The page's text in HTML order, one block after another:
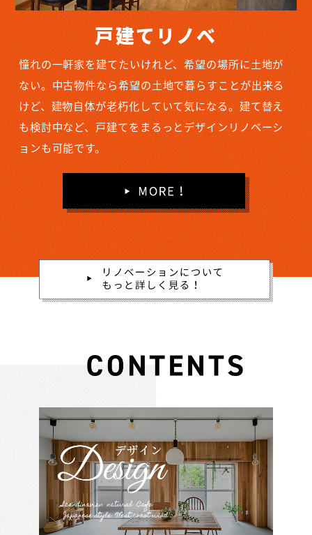
戸建てリノベ
憧れの一軒家を建てたいけれど、希望の場所に土地が
ない。中古物件なら希望の土地で暮らすことが出来る
けど、建物自体が老朽化していて気になる。建て替え
も検討中など、戸建てをまるっとデザインリノベーシ
ョンも可能です。